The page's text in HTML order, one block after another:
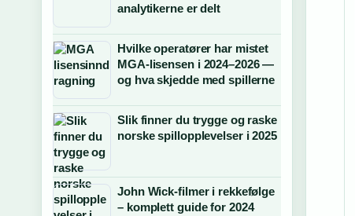
analytikerne er delt
Hvilke operatører har mistet
MGA-lisensen i 2024–2026 —
og hva skjedde med spillerne
Slik finner du trygge og raske
norske spillopplevelser i 2025
John Wick-filmer i rekkefølge
– komplett guide for 2024